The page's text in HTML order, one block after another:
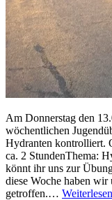
Am Donnerstag den
wöchentlichen
Hydranten kontrolliert.
ca. 2 StundenThema:
könnt ihr uns zur
diese Woche haben wir
getroffen.… Weiterlesen